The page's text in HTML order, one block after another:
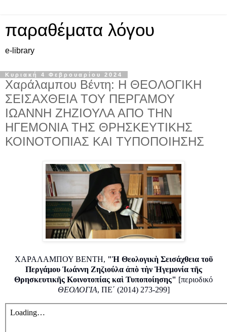
παραθέματα λόγου
e-library
Κυριακή 4 Φεβρουαρίου 2024
Χαράλαμπου Βέντη: Η ΘΕΟΛΟΓΙΚΗ
ΣΕΙΣΑΧΘΕΙΑ ΤΟΥ ΠΕΡΓΑΜΟΥ
ΙΩΑΝΝΗ ΖΗΖΙΟΥΛΑ ΑΠΟ ΤΗΝ
ΗΓΕΜΟΝΙΑ ΤΗΣ ΘΡΗΣΚΕΥΤΙΚΗΣ
ΚΟΙΝΟΤΟΠΙΑΣ ΚΑΙ ΤΥΠΟΠΟΙΗΣΗΣ
ΧΑΡΑΛΑΜΠΟΥ ΒΕΝΤΗ, "Ἡ Θεολογικὴ Σεισάχθεια τοῦ
Περγάμου Ἰωάννη Ζηζιούλα ἀπὸ τὴν Ἡγεμονία τῆς
Θρησκευτικῆς Κοινοτοπίας καὶ Τυποποίησης" [περιοδικό
ΘΕΟΛΟΓΙΑ, ΠΕ΄ (2014) 273-299]